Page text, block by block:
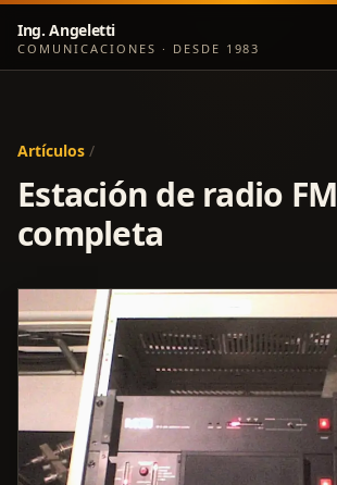
Ing. Angeletti
COMUNICACIONES · DESDE 1983
Artículos /
Estación de radio FM
completa